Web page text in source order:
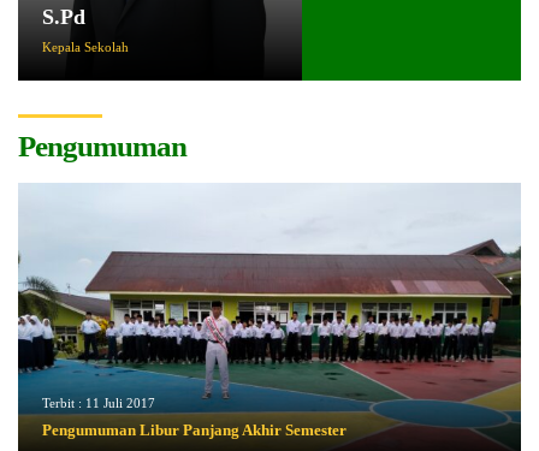
S.Pd
Kepala Sekolah
Pengumuman
Terbit : 11 Juli 2017
Pengumuman Libur Panjang Akhir Semester